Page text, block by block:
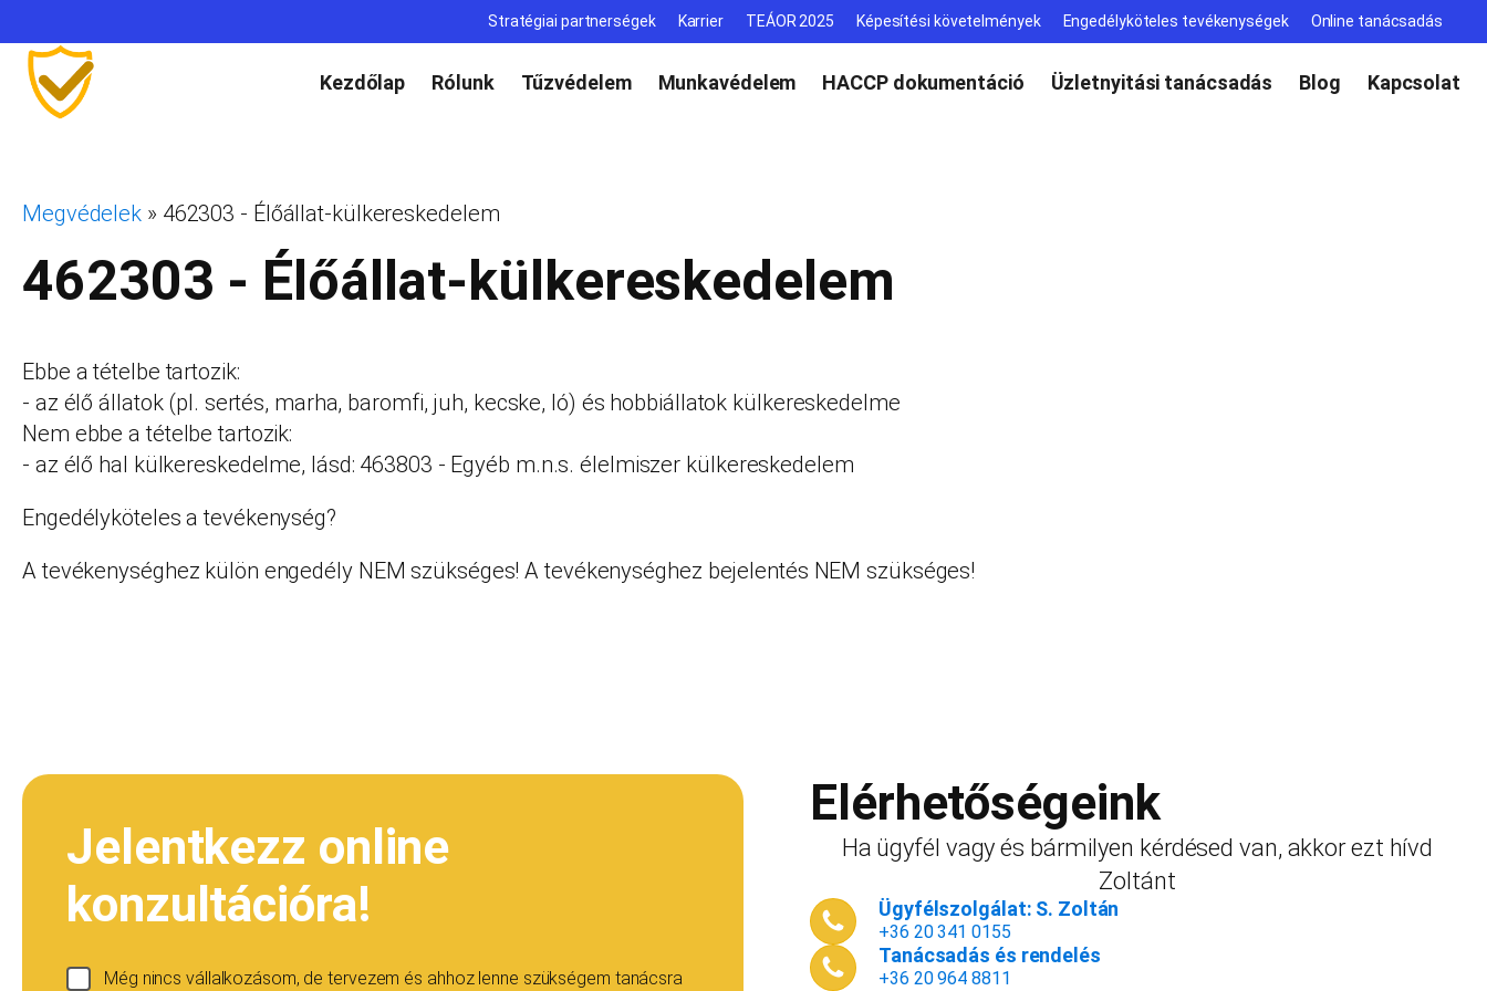
Stratégiai partnerségek Karrier TEÁOR 2025 Képesítési követelmények Engedélyköteles tevékenységek Online tanácsadás
Kezdőlap Rólunk Tűzvédelem Munkavédelem HACCP dokumentáció Üzletnyitási tanácsadás Blog Kapcsolat
Megvédelek » 462303 - Élőállat-külkereskedelem
462303 - Élőállat-külkereskedelem
Ebbe a tételbe tartozik:
- az élő állatok (pl. sertés, marha, baromfi, juh, kecske, ló) és hobbiállatok külkereskedelme
Nem ebbe a tételbe tartozik:
- az élő hal külkereskedelme, lásd: 463803 - Egyéb m.n.s. élelmiszer külkereskedelem
Engedélyköteles a tevékenység?
A tevékenységhez külön engedély NEM szükséges! A tevékenységhez bejelentés NEM szükséges!
Jelentkezz online
konzultációra!
Még nincs vállalkozásom, de tervezem és ahhoz lenne szükségem tanácsra
Elérhetőségeink
Ha ügyfél vagy és bármilyen kérdésed van, akkor ezt hívd
Zoltánt
Ügyfélszolgálat: S. Zoltán
+36 20 341 0155
Tanácsadás és rendelés
+36 20 964 8811